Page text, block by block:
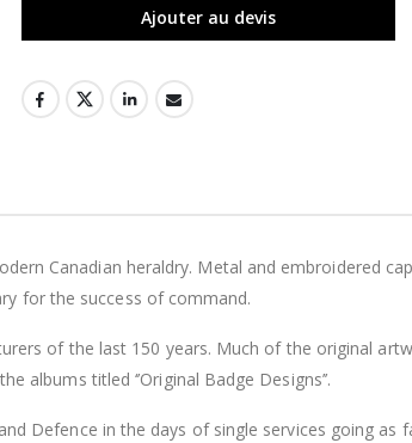
Ajouter au devis
Canadian heraldry. Metal and embroidered
for the success of command.
of the last 150 years. Much of the original
titled ‘’Original Badge Designs’’.
Defence in the days of single services going as